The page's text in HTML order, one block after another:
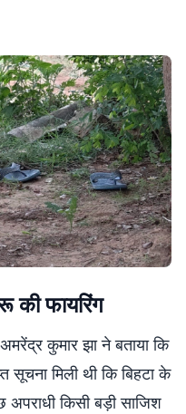
की फायरिंग
कुमार झा ने बताया कि
सूचना मिली थी कि बिहटा के
किसी बड़ी साजिश